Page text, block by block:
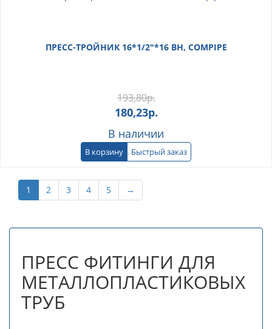
ПРЕСС-ТРОЙНИК 16*1/2"*16 ВН, COMPIPE
193,80р.
180,23р.
В наличии
В корзину Быстрый заказ
1 2 3 4 5 →
ПРЕСС ФИТИНГИ ДЛЯ
МЕТАЛЛОПЛАСТИКОВЫХ
ТРУБ